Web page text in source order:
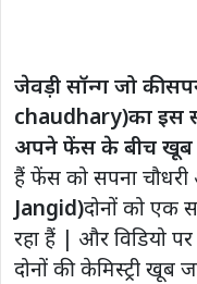
जेवड़ी सॉन्ग जो की
chaudhary)का इस
अपने फेंस के बीच खूब
हैं फेंस को सपना
Jangid)दोनों को
रहा हैं | और विडियो
दोनों की केमिस्ट्री खूब